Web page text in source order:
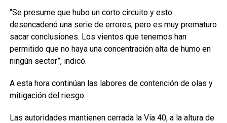
“Se presume que hubo un corto circuito y esto
desencadenó una serie de errores, pero es muy prematuro
sacar conclusiones. Los vientos que tenemos han
permitido que no haya una concentración alta de humo en
ningún sector”, indicó.
A esta hora continúan las labores de contención de olas y
mitigación del riesgo.
Las autoridades mantienen cerrada la Vía 40, a la altura de